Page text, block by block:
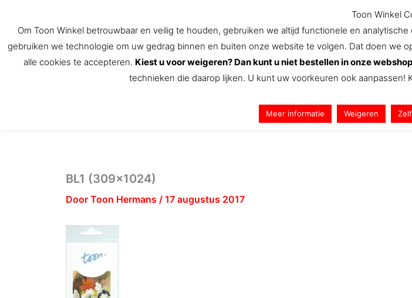
inhoud
Aanbiedingen
BL1 (309×1024)
Door Toon Hermans / 17 augustus 2017
Toon Winkel
Om Toon Winkel betrouwbaar en veilig te houden, gebruiken we altijd functionele en
gebruiken we technologie om uw gedrag binnen en buiten onze website te volgen. Dat doen we
alle cookies te accepteren. Kiest u voor weigeren? Dan kunt u niet bestellen in onze webshop
technieken die daarop lijken. U kunt uw voorkeuren ook
Meer informatie Weigeren